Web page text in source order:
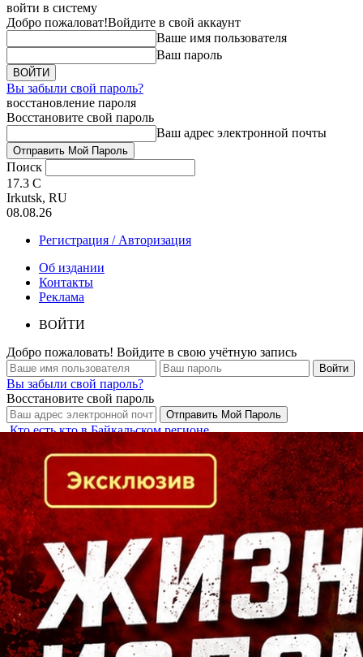
войти в систему
Добро пожаловат!Войдите в свой аккаунт
Ваше имя пользователя
Ваш пароль
Вы забыли свой пароль?
восстановление пароля
Восстановите свой пароль
Ваш адрес электронной почты
Поиск
17.3 C
Irkutsk, RU
08.08.26
Регистрация / Авторизация
Об издании
Контакты
Реклама
ВОЙТИ
Добро пожаловать! Войдите в свою учётную запись
Вы забыли свой пароль?
Восстановите свой пароль
Кто есть кто в Байкальском регионе